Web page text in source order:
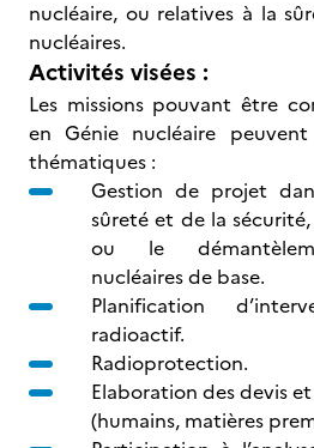
nucléaire, ou relatives à la
nucléaires.
Activités visées :
Les missions pouvant être
en Génie nucléaire
thématiques :
Gestion de projet
sûreté et de la
ou le
nucléaires de base.
Planification
radioactif.
Radioprotection.
Elaboration des devis
(humains, matières